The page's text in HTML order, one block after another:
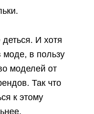
И хотя
моде, в пользу
моделей от
Так что
к этому